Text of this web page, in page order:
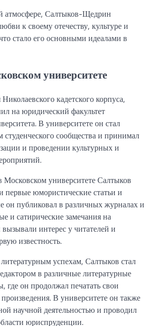
атмосфере, Салтыков-Щедрин
к своему отечеству, культуре и
стало его основными идеалами в
университете
кадетского корпуса,
на юридический факультет
В университете он стал
сообщества и принимал
и проведении культурных и
университете Салтыков
первые юмористические статьи и
он публиковал в различных журналах и
и сатирические замечания на
интерес у читателей и
известность.
успехам, Салтыков стал
в различные литературные
где он продолжал печатать свои
В университете он также
научной деятельностью и проводил
юриспруденции.